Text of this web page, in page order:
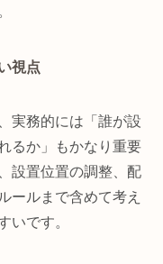
視点
実務的には「誰が設
るか」もかなり重要
設置位置の調整、配
ールまで含めて考え
いです。